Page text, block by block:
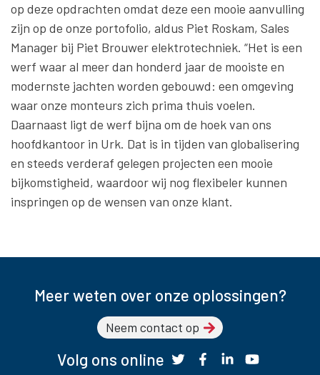
op deze opdrachten omdat deze een mooie aanvulling
zijn op de onze portofolio, aldus Piet Roskam, Sales
Manager bij Piet Brouwer elektrotechniek. “Het is een
werf waar al meer dan honderd jaar de mooiste en
modernste jachten worden gebouwd: een omgeving
waar onze monteurs zich prima thuis voelen.
Daarnaast ligt de werf bijna om de hoek van ons
hoofdkantoor in Urk. Dat is in tijden van globalisering
en steeds verderaf gelegen projecten een mooie
bijkomstigheid, waardoor wij nog flexibeler kunnen
inspringen op de wensen van onze klant.
Meer weten over onze oplossingen?
Neem contact op
Volg ons online